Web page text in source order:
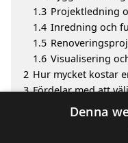
1.3 Projektledning
1.4 Inredning och
1.5
1.6 Visualisering
2 Hur mycket kostar
3 Fördelar med att
Vad kan en
Sök efter en
Denna